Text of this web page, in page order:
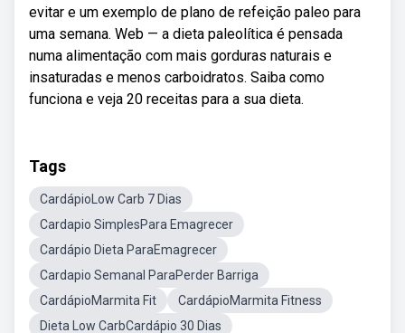
evitar e um exemplo de plano de refeição paleo para
uma semana. Web — a dieta paleolítica é pensada
numa alimentação com mais gorduras naturais e
insaturadas e menos carboidratos. Saiba como
funciona e veja 20 receitas para a sua dieta.
Tags
CardápioLow Carb 7 Dias
Cardapio SimplesPara Emagrecer
Cardápio Dieta ParaEmagrecer
Cardapio Semanal ParaPerder Barriga
CardápioMarmita Fit
CardápioMarmita Fitness
Dieta Low CarbCardápio 30 Dias